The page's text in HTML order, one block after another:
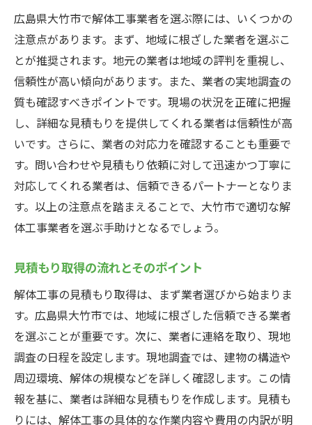
広島県大竹市で解体工事業者を選ぶ際には、いくつかの
注意点があります。まず、地域に根ざした業者を選ぶこ
とが推奨されます。地元の業者は地域の評判を重視し、
信頼性が高い傾向があります。また、業者の実地調査の
質も確認すべきポイントです。現場の状況を正確に把握
し、詳細な見積もりを提供してくれる業者は信頼性が高
いです。さらに、業者の対応力を確認することも重要で
す。問い合わせや見積もり依頼に対して迅速かつ丁寧に
対応してくれる業者は、信頼できるパートナーとなりま
す。以上の注意点を踏まえることで、大竹市で適切な解
体工事業者を選ぶ手助けとなるでしょう。
見積もり取得の流れとそのポイント
解体工事の見積もり取得は、まず業者選びから始まりま
す。広島県大竹市では、地域に根ざした信頼できる業者
を選ぶことが重要です。次に、業者に連絡を取り、現地
調査の日程を設定します。現地調査では、建物の構造や
周辺環境、解体の規模などを詳しく確認します。この情
報を基に、業者は詳細な見積もりを作成します。見積も
りには、解体工事の具体的な作業内容や費用の内訳が明